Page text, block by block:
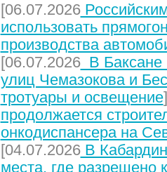
[06.07.2026
использовать
производства
[06.07.2026В Баксане
улиц Чемазокова и
тротуары и освещение
продолжается
онкодиспансера на
[04.07.2026В
места, где разрешено